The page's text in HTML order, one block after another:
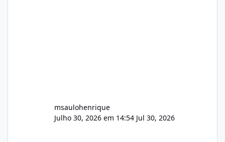
msaulohenrique
Julho 30, 2026 em 14:54 Jul 30, 2026